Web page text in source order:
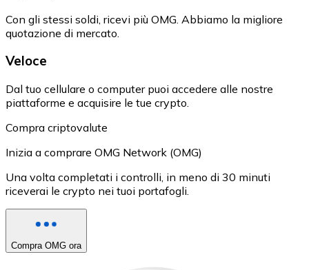
Con gli stessi soldi, ricevi più OMG. Abbiamo la migliore
quotazione di mercato.
Veloce
Dal tuo cellulare o computer puoi accedere alle nostre
piattaforme e acquisire le tue crypto.
Compra criptovalute
Inizia a comprare OMG Network (OMG)
Una volta completati i controlli, in meno di 30 minuti
riceverai le crypto nei tuoi portafogli.
Compra OMG ora